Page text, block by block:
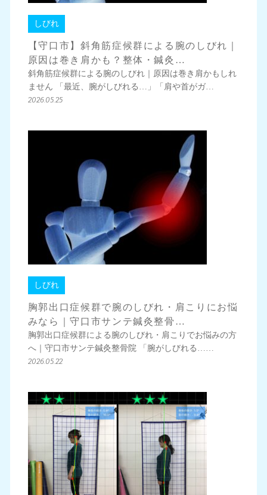
しびれ
【守口市】斜角筋症候群による腕のしびれ｜
原因は巻き肩かも？整体・鍼灸…
斜角筋症候群による腕のしびれ｜原因は巻き肩かもしれ
ません 「最近、腕がしびれる…」「肩や首がガ…
2026.05.25
しびれ
胸郭出口症候群で腕のしびれ・肩こりにお悩
みなら｜守口市サンテ鍼灸整骨…
胸郭出口症候群による腕のしびれ・肩こりでお悩みの方
へ｜守口市サンテ鍼灸整骨院 「腕がしびれる……
2026.05.22